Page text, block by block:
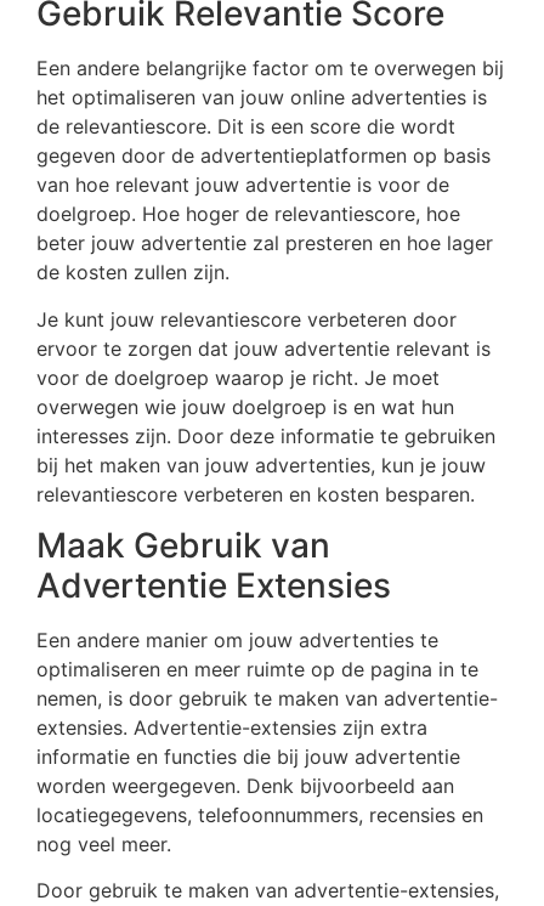
Gebruik Relevantie Score
Een andere belangrijke factor om te overwegen bij
het optimaliseren van jouw online advertenties is
de relevantiescore. Dit is een score die wordt
gegeven door de advertentieplatformen op basis
van hoe relevant jouw advertentie is voor de
doelgroep. Hoe hoger de relevantiescore, hoe
beter jouw advertentie zal presteren en hoe lager
de kosten zullen zijn.
Je kunt jouw relevantiescore verbeteren door
ervoor te zorgen dat jouw advertentie relevant is
voor de doelgroep waarop je richt. Je moet
overwegen wie jouw doelgroep is en wat hun
interesses zijn. Door deze informatie te gebruiken
bij het maken van jouw advertenties, kun je jouw
relevantiescore verbeteren en kosten besparen.
Maak Gebruik van
Advertentie Extensies
Een andere manier om jouw advertenties te
optimaliseren en meer ruimte op de pagina in te
nemen, is door gebruik te maken van advertentie-
extensies. Advertentie-extensies zijn extra
informatie en functies die bij jouw advertentie
worden weergegeven. Denk bijvoorbeeld aan
locatiegegevens, telefoonnummers, recensies en
nog veel meer.
Door gebruik te maken van advertentie-extensies,